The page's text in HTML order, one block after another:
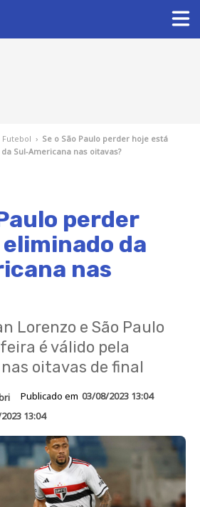
Futebol › Se o São Paulo perder hoje está
Sul-Americana nas oitavas?
perder
da
nas
Lorenzo e São Paulo
é válido pela
oitavas de final
Publicado em 03/08/2023 13:04
13:04